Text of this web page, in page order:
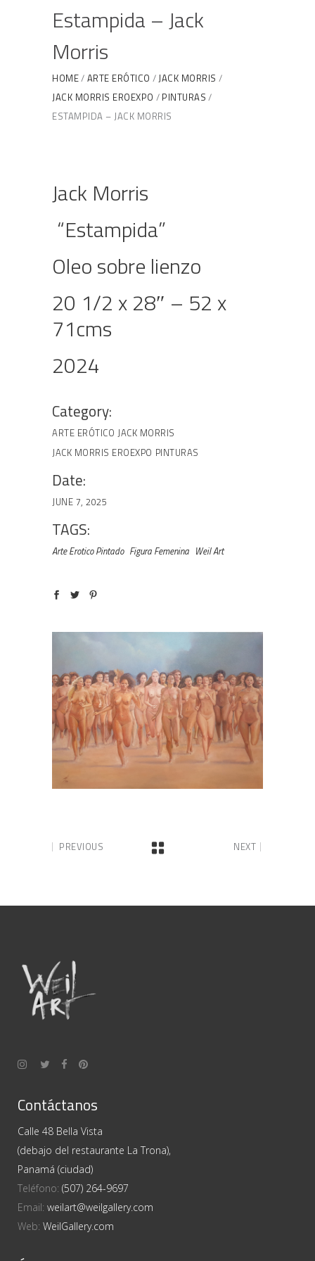
Estampida – Jack
Morris
HOME ARTE ERÓTICO
JACK MORRIS
JACK MORRIS EROEXPO
PINTURAS
ESTAMPIDA – JACK MORRIS
Jack Morris
“Estampida”
Oleo sobre lienzo
20 1/2 x 28″ – 52 x
71cms
2024
Category:
ARTE ERÓTICO JACK MORRIS
JACK MORRIS EROEXPO PINTURAS
Date:
JUNE 7, 2025
TAGS:
Arte Erotico Pintado Figura Femenina Weil Art
PREVIOUS NEXT
Contáctanos
Calle 48 Bella Vista
(debajo del restaurante La Trona),
Panamá (ciudad)
Teléfono: (507) 264-9697
Email: weilart@weilgallery.com
Web: WeilGallery.com